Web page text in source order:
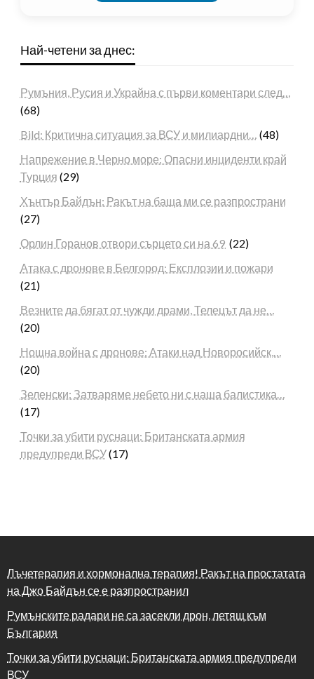
Най-четени за днес:
Румъния, Русия и Украйна с първи коментари след…
(68)
Bild: Критична ситуация за ВСУ и милиардни…
(48)
Напрежение в Черно море: Опасни инциденти край
Турция (29)
Хънтър Байдън: Ракът на баща ми се разпространи
(27)
Орлин Горанов отвори сърцето си на 69 (22)
Атака с дронове в Белгород: Експлозии и пожари
(21)
Везните да бягат от чужди драми, Телецът да не…
(20)
Нощна война с дронове: Атаки над Новоросийск,…
(20)
Зеленски: Затваряме небето ни с наша балистика…
(17)
Точки за убити руснаци: Британската армия
предупреди ВСУ(17)
Лъчетерапия и хормонална терапия! Ракът на простатата
на Джо Байдън се е разпространил
Румънските радари не са засекли дрон, летящ към
България
Точки за убити руснаци: Британската армия предупреди
ВСУ